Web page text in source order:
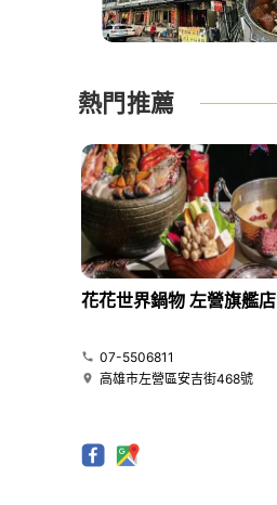
熱門推薦
花花世界鍋物 左營旗艦店
07-5506811
高雄市左營區安吉街468號